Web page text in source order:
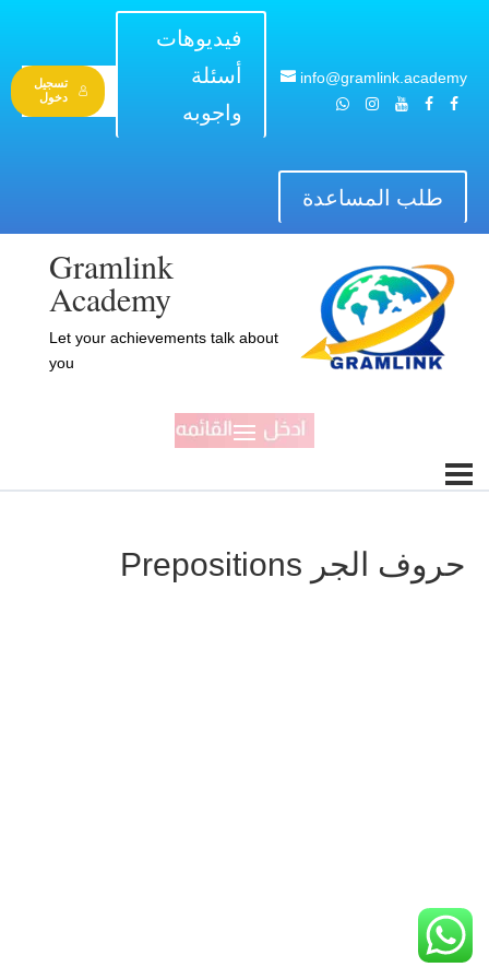
info@gramlink.academy
فيديوهات
أسئلة
واجوبه
تسجيل
دخول
طلب المساعدة
Gramlink
Academy
Let your achievements talk about
you
حروف الجر Prepositions